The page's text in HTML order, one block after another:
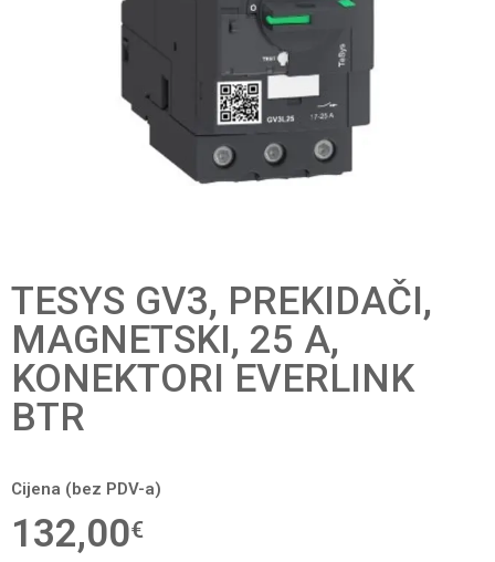
TESYS GV3, PREKIDAČI,
MAGNETSKI, 25 A,
KONEKTORI EVERLINK
BTR
Cijena (bez PDV-a)
132,00€